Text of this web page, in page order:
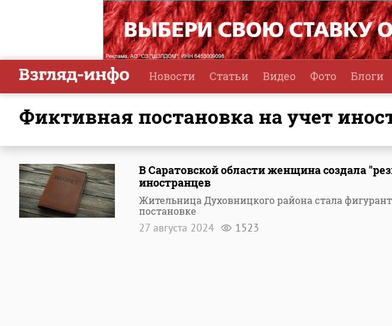
Новости Статьи Видео Фото Блоги
фиктивная постановка на учет
В Саратовской области женщина создала
иностранцев
Жительница Духовницкого района стала
постановке
27 августа 2024 1523